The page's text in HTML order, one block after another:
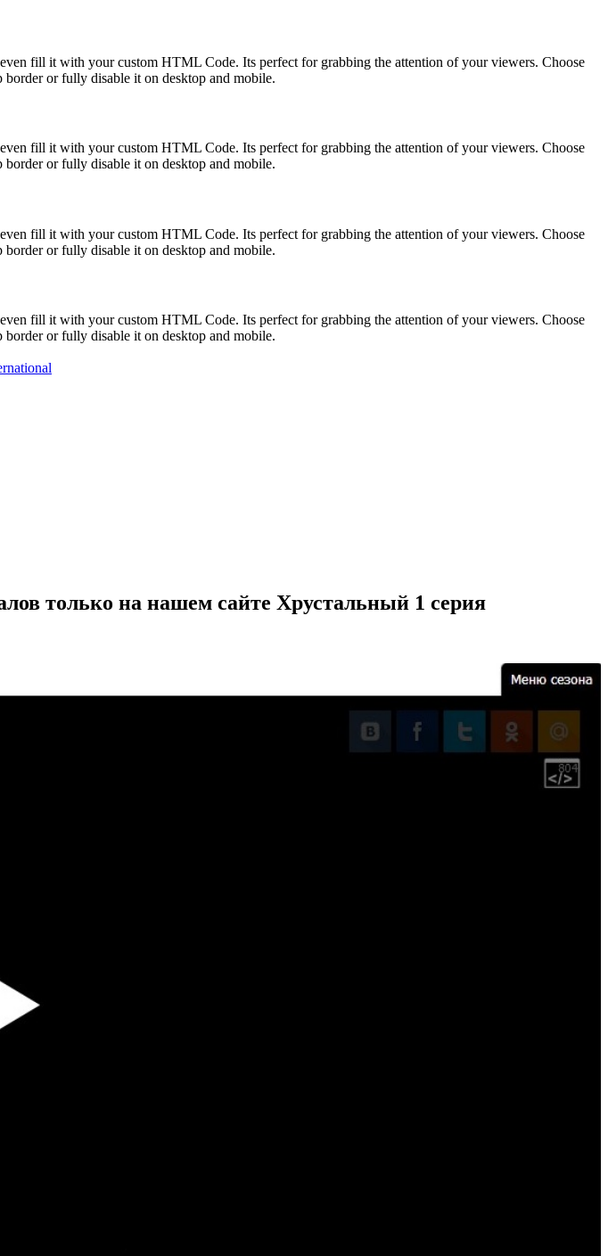
fill it with your custom HTML Code. Its perfect for grabbing the attention of your viewers. Choose
or fully disable it on desktop and mobile.
fill it with your custom HTML Code. Its perfect for grabbing the attention of your viewers. Choose
or fully disable it on desktop and mobile.
fill it with your custom HTML Code. Its perfect for grabbing the attention of your viewers. Choose
or fully disable it on desktop and mobile.
fill it with your custom HTML Code. Its perfect for grabbing the attention of your viewers. Choose
or fully disable it on desktop and mobile.
только на нашем сайте Хрустальный 1 серия